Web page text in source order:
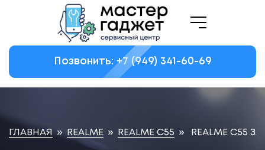
Позвонить: +7 (949) 341-60-69
ГЛАВНАЯ » REALME » REALME C55 » REALME C55